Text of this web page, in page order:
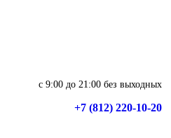
с 9:00 до 21:00 без выходных
+7 (812) 220-10-20